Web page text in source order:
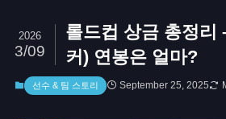
롤드컵 상금 총정리
커) 연봉은 얼마?
2026
3/09
선수 & 팀 스토리 September 25, 2025